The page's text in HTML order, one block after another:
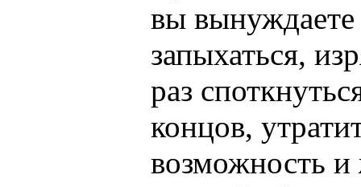
вы вынуждаете
запыхаться,
раз
концов,
возможность и